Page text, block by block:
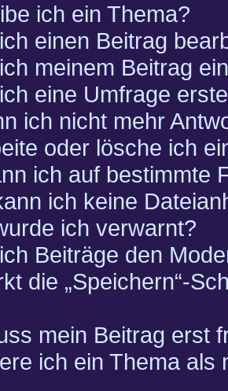
ich ein Thema?
einen Beitrag
meinem Beitrag
eine Umfrage
ich nicht mehr
oder lösche ich
ich auf bestimmte
ich keine
ich verwarnt?
Beiträge den
die „Speichern“-
mein Beitrag erst
ich ein Thema als